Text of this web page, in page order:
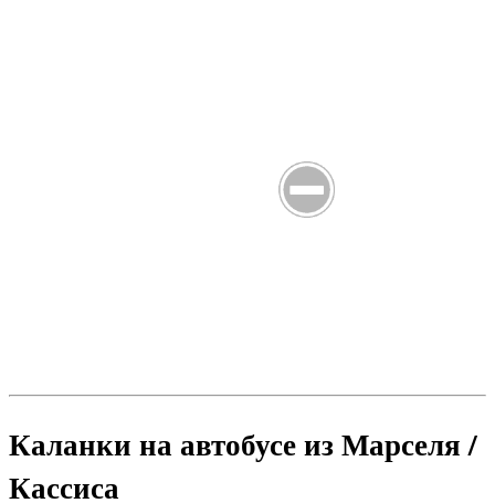
Каланки на автобусе из Марселя /
Кассиса